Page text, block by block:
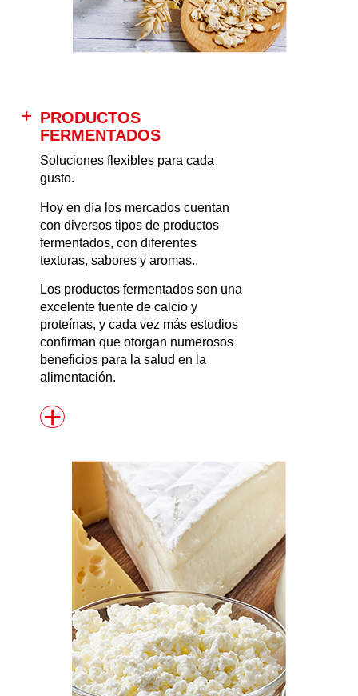
PRODUCTOS
FERMENTADOS
Soluciones flexibles para cada
gusto.
Hoy en día los mercados cuentan
con diversos tipos de productos
fermentados, con diferentes
texturas, sabores y aromas..
Los productos fermentados son una
excelente fuente de calcio y
proteínas, y cada vez más estudios
confirman que otorgan numerosos
beneficios para la salud en la
alimentación.
+